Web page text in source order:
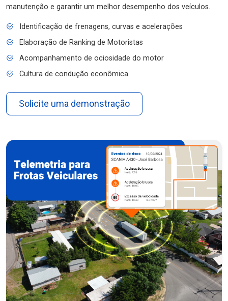
manutenção e garantir um melhor desempenho dos veículos.
Identificação de frenagens, curvas e acelerações
Elaboração de Ranking de Motoristas
Acompanhamento de ociosidade do motor
Cultura de condução econômica
Solicite uma demonstração